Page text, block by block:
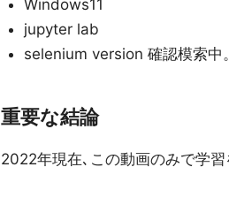
Windows11
jupyter lab
selenium version 確認模索中
重要な結論
2022年現在､この動画のみで学